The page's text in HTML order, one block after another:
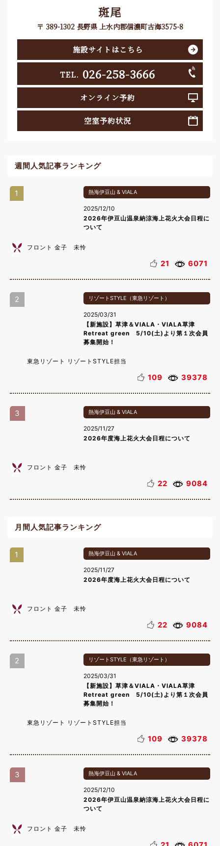
斑尾
〒 389-1302 長野県 上水内郡信濃町古海3575-8
施設サイトはこちら
TEL. 026-258-3666
オンライン予約
空室予約状況
週間人気記事ランキング
1 熱海伊豆山 & VIALA
2025/12/10
2026年伊豆山温泉納涼海上花火大会日程に
ついて
フロント 金子 未怜
21 6071
2 リゾートSTYLE（東急リゾート）
2025/03/31
【新施設】草津＆VIALA・VIALA草津
Retreat green 5/10(土)より第１次会員
募集開始！
東急リゾート リゾートSTYLE担当
109 39378
3 熱海伊豆山 & VIALA
2025/11/27
2026年度海上花火大会日程について
フロント 金子 未怜
22 9084
月間人気記事ランキング
1 熱海伊豆山 & VIALA
2025/11/27
2026年度海上花火大会日程について
フロント 金子 未怜
22 9084
2 リゾートSTYLE（東急リゾート）
2025/03/31
【新施設】草津＆VIALA・VIALA草津
Retreat green 5/10(土)より第１次会員
募集開始！
東急リゾート リゾートSTYLE担当
109 39378
3 熱海伊豆山 & VIALA
2025/12/10
2026年伊豆山温泉納涼海上花火大会日程に
ついて
フロント 金子 未怜